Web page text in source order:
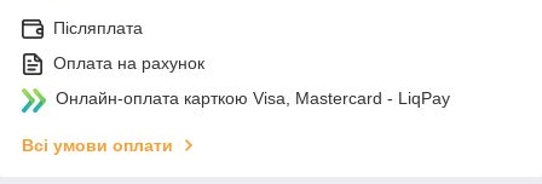
Післяплата
Оплата на рахунок
Онлайн-оплата карткою Visa, Mastercard - LiqPay
Всі умови оплати